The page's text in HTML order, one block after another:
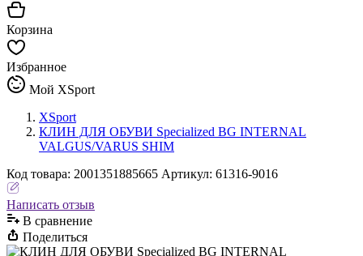
Корзина
Избранное
Мой XSport
XSport
КЛИН ДЛЯ ОБУВИ Specialized BG INTERNAL
VALGUS/VARUS SHIM
Код товара: 2001351885665 Артикул: 61316-9016
Написать отзыв
В сравнениe
Поделиться